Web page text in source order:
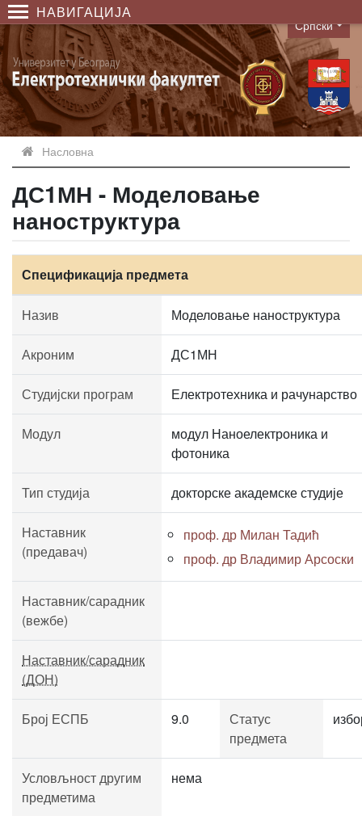
НАВИГАЦИЈА
Language
Српски
Насловна
ДС1МН - Моделовање
наноструктура
Спецификација предмета
Назив Моделовање наноструктура
Акроним ДС1МН
Студијски програм Електротехника и рачунарство
Модул
модул Наноелектроника и
фотоника
Тип студија докторске академске студије
Наставник
(предавач)
проф. др Милан Тадић
проф. др Владимир Арсоски
Наставник/сарадник
(вежбе)
Наставник/сарадник
(ДОН)
Број ЕСПБ 9.0
Статус
предмета
Условљност другим
предметима
нема